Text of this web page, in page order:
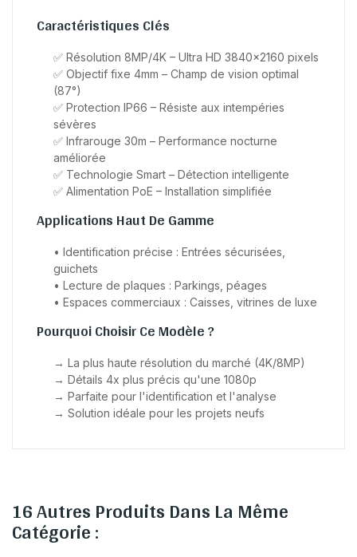
Caractéristiques Clés
✅ Résolution 8MP/4K – Ultra HD 3840×2160 pixels
✅ Objectif fixe 4mm – Champ de vision optimal
(87°)
✅ Protection IP66 – Résiste aux intempéries
sévères
✅ Infrarouge 30m – Performance nocturne
améliorée
✅ Technologie Smart – Détection intelligente
✅ Alimentation PoE – Installation simplifiée
Applications Haut De Gamme
• Identification précise : Entrées sécurisées,
guichets
• Lecture de plaques : Parkings, péages
• Espaces commerciaux : Caisses, vitrines de luxe
Pourquoi Choisir Ce Modèle ?
→ La plus haute résolution du marché (4K/8MP)
→ Détails 4x plus précis qu'une 1080p
→ Parfaite pour l'identification et l'analyse
→ Solution idéale pour les projets neufs
16 Autres Produits Dans La Même
Catégorie :